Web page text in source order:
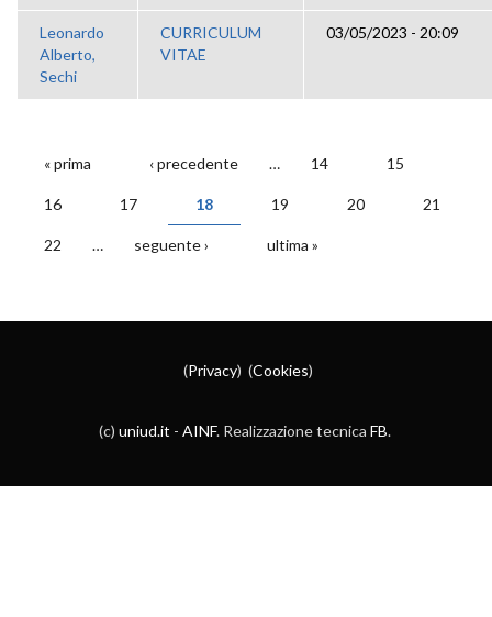
Leonardo
Alberto,
Sechi
CURRICULUM
VITAE
03/05/2023 - 20:09
PAGINE
« prima ‹ precedente … 14 15
16 17 18 19 20 21
22 … seguente › ultima »
(Privacy) (Cookies)
(c) uniud.it - AINF. Realizzazione tecnica FB.